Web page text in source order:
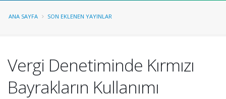
ANA SAYFA SON EKLENEN YAYINLAR
Vergi Denetiminde Kırmızı
Bayrakların Kullanımı